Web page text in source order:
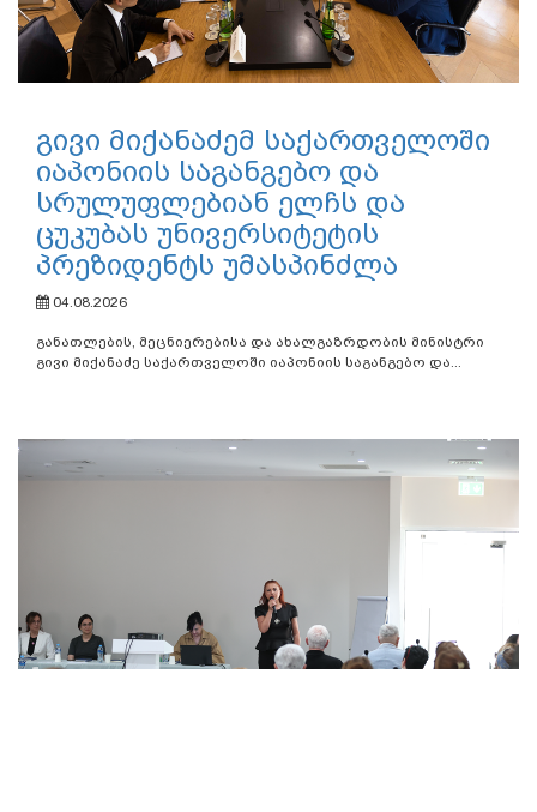
გივი მიქანაძემ საქართველოში
იაპონიის საგანგებო და
სრულუფლებიან ელჩს და
ცუკუბას უნივერსიტეტის
პრეზიდენტს უმასპინძლა
04.08.2026
განათლების, მეცნიერებისა და ახალგაზრდობის მინისტრი
გივი მიქანაძე საქართველოში იაპონიის საგანგებო და...